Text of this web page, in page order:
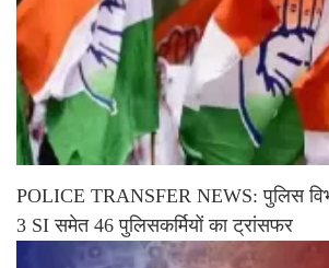
POLICE TRANSFER NEWS: पुलिस
3 SI समेत 46 पुलिसकर्मियों का ट्रांसफर